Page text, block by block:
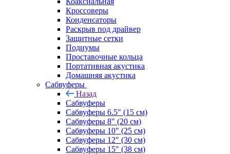
Кроссоверы
Конденсаторы
Раскрыв под драйвер
Защитные сетки
Подиумы
Проставочные кольца
Портативная акустика
Домашняя акустика
Сабвуферы
Назад
Сабвуферы
Сабвуферы 6.5" (15 см)
Сабвуферы 8" (20 см)
Сабвуферы 10" (25 см)
Сабвуферы 12" (30 см)
Сабвуферы 15" (38 см)